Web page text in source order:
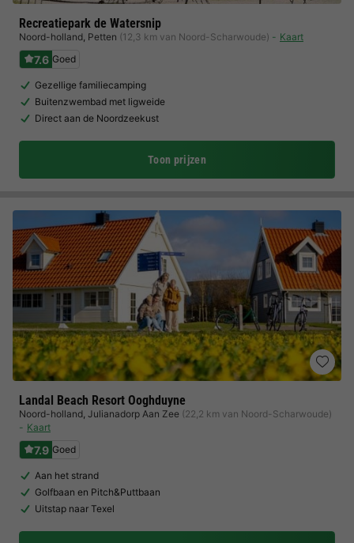
Recreatiepark de Watersnip
Noord-holland, Petten (12,3 km van Noord-Scharwoude) Kaart
7.6 Goed
Gezellige familiecamping
Buitenzwembad met ligweide
Direct aan de Noordzeekust
Toon prijzen
Landal Beach Resort Ooghduyne
Noord-holland, Julianadorp Aan Zee (22,2 km van Noord-Scharwoude)
Kaart
7.9 Goed
Aan het strand
Golfbaan en Pitch&Puttbaan
Uitstap naar Texel